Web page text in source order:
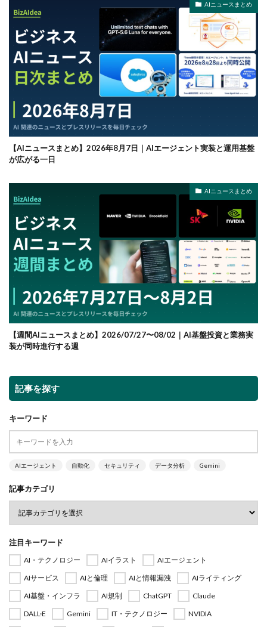
AIニュースまとめ
【AIニュースまとめ】2026年8月7日｜AIエージェント実装と運用基盤
が広がる一日
AIニュースまとめ
【週間AIニュースまとめ】2026/07/27〜08/02｜AI基盤投資と業務実
装が同時進行する週
記事を探す
キーワード
AIエージェント 自動化 セキュリティ データ分析 Gemini
記事カテゴリ
注目キーワード
AI・テクノロジー AIイラスト
AIエージェント
AIサービス
AIと倫理 AIと情報漏洩
AIライティング
AI基盤・インフラ
AI規制 ChatGPT
Claude
DALL·E
Gemini IT・テクノロジー
NVIDIA